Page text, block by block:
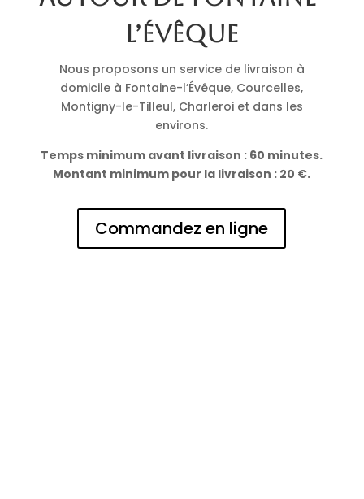
l’Évêque
Nous proposons un service de livraison à
domicile à Fontaine-l’Évêque, Courcelles,
Montigny-le-Tilleul, Charleroi et dans les
environs.
Temps minimum avant livraison : 60 minutes.
Montant minimum pour la livraison : 20 €.
Commandez en ligne